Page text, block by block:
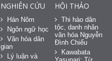
NGHIÊN CỨU
Hán Nôm
Ngôn ngữ học
Văn hóa dân
gian
Lý luận và
HỘI THẢO
Thi hào dân
tộc, danh nhân
văn hóa Nguyễn
Đình Chiểu
Kawabata